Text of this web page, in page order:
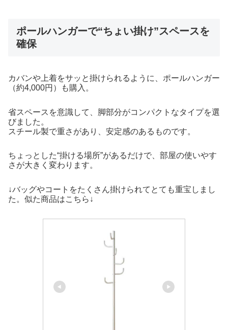
ポールハンガーで“ちょい掛け”スペースを
確保
カバンや上着をサッと掛けられるように、ポールハンガー
（約4,000円）も購入。
省スペースを意識して、脚部分がコンパクトなタイプを選
びました。
スチール製で重さがあり、安定感のあるものです。
ちょっとした“掛ける場所”があるだけで、部屋の使いやす
さが大きく変わります。
↓バッグやコートをたくさん掛けられてとても重宝しまし
た。似た商品はこちら↓